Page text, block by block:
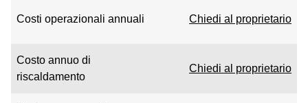
Costi operazionali annuali Chiedi al proprietario
Costo annuo di
riscaldamento
Chiedi al proprietario